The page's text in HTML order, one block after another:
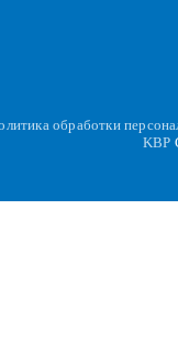
обработки
KBP